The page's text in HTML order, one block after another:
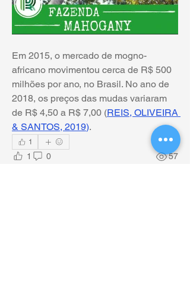
Em 2015, o mercado de mogno-
africano movimentou cerca de R$ 500
milhões por ano, no Brasil. No ano de
2018, os preços das mudas variaram
de R$ 4,50 a R$ 7,00 (REIS, OLIVEIRA
& SANTOS, 2019).
1
1 0 57